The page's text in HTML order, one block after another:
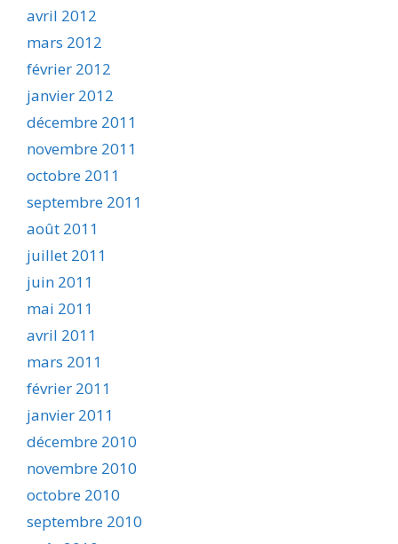
avril 2012
mars 2012
février 2012
janvier 2012
décembre 2011
novembre 2011
octobre 2011
septembre 2011
août 2011
juillet 2011
juin 2011
mai 2011
avril 2011
mars 2011
février 2011
janvier 2011
décembre 2010
novembre 2010
octobre 2010
septembre 2010